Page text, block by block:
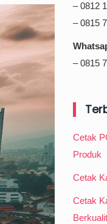
– 0812
– 0815
– 0815
Cetak
Produk
Cetak
Cetak